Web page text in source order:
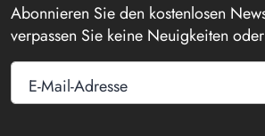
Abonnieren Sie den kostenlosen
verpassen Sie keine Neuigkeiten
E-Mail-Adresse